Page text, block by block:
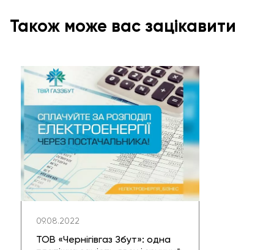
Також може вас зацікавити
09.08.2022
ТОВ «Чернігівгаз Збут»: одна